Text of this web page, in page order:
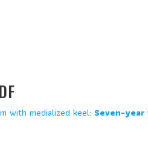
with medialized keel:Seven-